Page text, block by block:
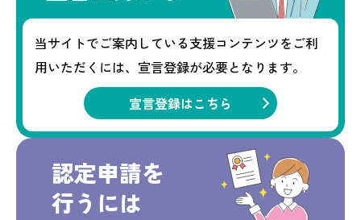
当サイトでご案内している支援コンテンツをご利
用いただくには、 宣言登録が必要となります。
宣言登録はこちら
認定申請を
行うには